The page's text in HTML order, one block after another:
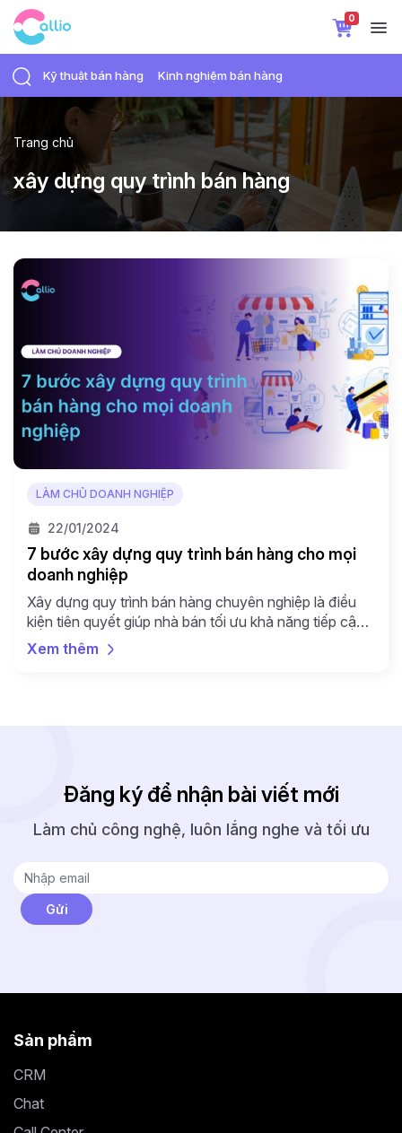
0
Kỹ thuật bán hàng Kinh nghiệm bán hàng
Trang chủ
xây dựng quy trình bán hàng
LÀM CHỦ DOANH NGHIỆP
22/01/2024
7 bước xây dựng quy trình bán hàng cho mọi
doanh nghiệp
Xây dựng quy trình bán hàng chuyên nghiệp là điều
kiện tiên quyết giúp nhà bán tối ưu khả năng tiếp cận
khách hàng và nâng cao doanh số. Nhưng nhà bán
cần làm thế nào để tạo dựng được một quy trình toàn
Xem thêm
Đăng ký để nhận bài viết mới
Làm chủ công nghệ, luôn lắng nghe và tối ưu
Sản phẩm
CRM
Chat